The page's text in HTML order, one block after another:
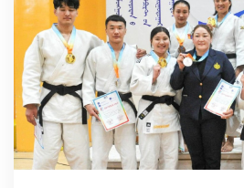
МАГАДЛАН ИТГЭМЖЛЭЛ
ХӨТӨЛБӨРҮҮД
БУСАД